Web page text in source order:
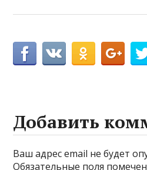
Добавить
Ваш адрес email не будет
Обязательные поля